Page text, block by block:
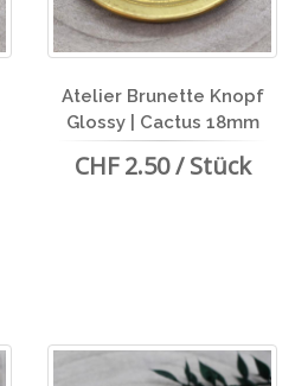
Atelier Brunette Knopf
Glossy | Cactus 18mm
CHF 2.50 / Stück